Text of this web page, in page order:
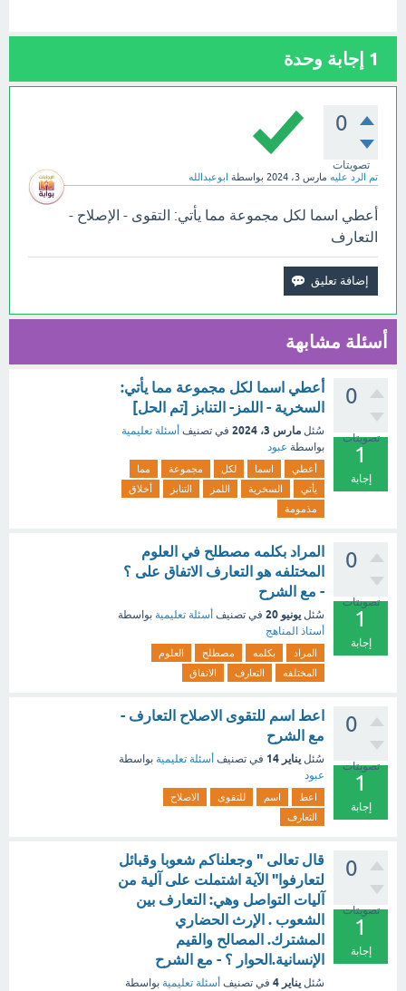
1 إجابة وحدة
0
تصويتات
تم الرد عليه مارس 3، 2024 بواسطة ابوعبدالله
أعطي اسما لكل مجموعة مما يأتي: التقوى - الإصلاح -
التعارف
أسئلة مشابهة
0
تصويتات
1
إجابة
أعطي اسما لكل مجموعة مما يأتي:
السخرية - اللمز- التنابز [تم الحل]
سُئل مارس 3، 2024 في تصنيف أسئلة تعليمية
بواسطة عبود
أعطي اسما لكل مجموعة
مما
يأتي
السخرية اللمز التنابز
أخلاق
مذمومة
0
تصويتات
1
إجابة
المراد بكلمه مصطلح في العلوم
المختلفه هو التعارف الاتفاق على ؟
- مع الشرح
سُئل يونيو 20 في تصنيف أسئلة تعليمية بواسطة
أستاذ المناهج
المراد بكلمه مصطلح
العلوم
المختلفه
التعارف الاتفاق
0
تصويتات
1
إجابة
اعط اسم للتقوى الاصلاح التعارف -
مع الشرح
سُئل يناير 14 في تصنيف أسئلة تعليمية بواسطة
عبود
اعط اسم للتقوى
الاصلاح
التعارف
0
تصويتات
1
إجابة
قال تعالى " وجعلناكم شعوبا وقبائل
لتعارفوا" الآية اشتملت على آلية من
آليات التواصل وهي: التعارف بين
الشعوب . الإرث الحضاري
المشترك. المصالح والقيم
الإنسانية.الحوار ؟ - مع الشرح
سُئل يناير 4 في تصنيف أسئلة تعليمية بواسطة